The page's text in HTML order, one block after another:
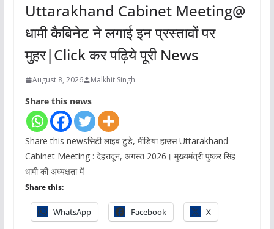
Uttarakhand Cabinet Meeting@
धामी कैबिनेट ने लगाई इन प्रस्तावों पर
मुहर|Click कर पढ़िये पूरी News
August 8, 2026 Malkhit Singh
Share this news
Share this newsसिटी लाइव टुडे, मीडिया हाउस Uttarakhand
Cabinet Meeting : देहरादून, अगस्त 2026। मुख्यमंत्री पुष्कर सिंह
धामी की अध्यक्षता में
Share this:
WhatsApp Facebook X